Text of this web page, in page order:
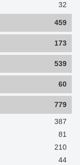
32
459
173
539
60
779
387
81
210
44